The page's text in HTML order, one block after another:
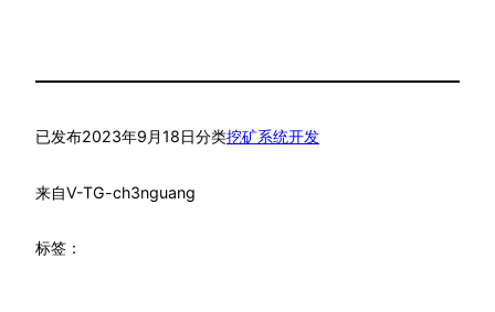
已发布2023年9月18日分类挖矿系统开发
来自V-TG-ch3nguang
标签：